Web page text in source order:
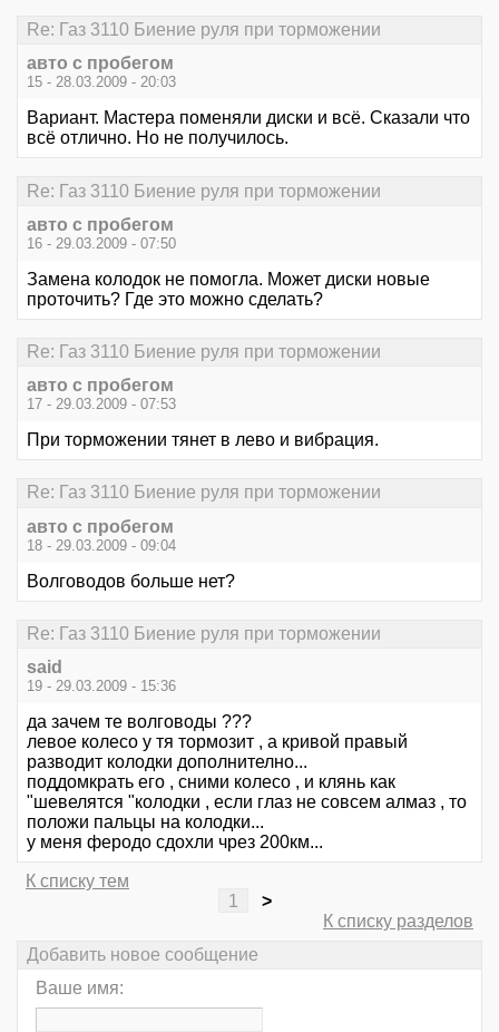
Re: Газ 3110 Биение руля при торможении
авто с пробегом
15 - 28.03.2009 - 20:03
Вариант. Мастера поменяли диски и всё. Сказали что
всё отлично. Но не получилось.
Re: Газ 3110 Биение руля при торможении
авто с пробегом
16 - 29.03.2009 - 07:50
Замена колодок не помогла. Может диски новые
проточить? Где это можно сделать?
Re: Газ 3110 Биение руля при торможении
авто с пробегом
17 - 29.03.2009 - 07:53
При торможении тянет в лево и вибрация.
Re: Газ 3110 Биение руля при торможении
авто с пробегом
18 - 29.03.2009 - 09:04
Волговодов больше нет?
Re: Газ 3110 Биение руля при торможении
said
19 - 29.03.2009 - 15:36
да зачем те волговоды ???
левое колесо у тя тормозит , а кривой правый
разводит колодки дополнително...
поддомкрать его , сними колесо , и клянь как
"шевелятся "колодки , если глаз не совсем алмаз , то
положи пальцы на колодки...
у меня феродо сдохли чрез 200км...
К списку тем
1
>
К списку разделов
Добавить новое сообщение
Ваше имя: